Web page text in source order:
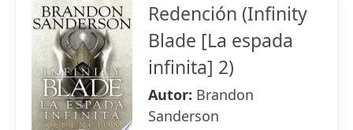
Redención (Infinity
Blade [La espada
infinita] 2)
Autor: Brandon
Sanderson